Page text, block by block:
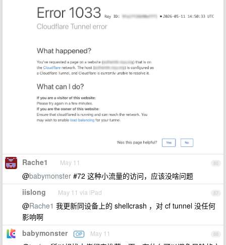
86
Rache1 May 11
@babymonster #72 这种小流量的访问，应该没啥问题
87
iislong May 11 via iPad
@Rache1 我更新同设备上的 shellcrash ，对 cf tunnel 没任何
影响啊
88
babymonster OP May 11